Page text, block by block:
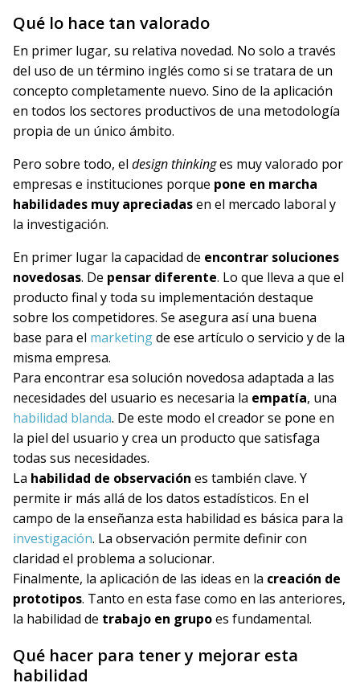
Qué lo hace tan valorado
En primer lugar, su relativa novedad. No solo a través
del uso de un término inglés como si se tratara de un
concepto completamente nuevo. Sino de la aplicación
en todos los sectores productivos de una metodología
propia de un único ámbito.
Pero sobre todo, el design thinkinges muy valorado por
empresas e instituciones porque pone en marcha
habilidades muy apreciadasen el mercado laboral y
la investigación.
En primer lugar la capacidad de encontrar soluciones
novedosas. De pensar diferente. Lo que lleva a que el
producto final y toda su implementación destaque
sobre los competidores. Se asegura así una buena
base para el marketingde ese artículo o servicio y de la
misma empresa.
Para encontrar esa solución novedosa adaptada a las
necesidades del usuario es necesaria la empatía, una
habilidad blanda. De este modo el creador se pone en
la piel del usuario y crea un producto que satisfaga
todas sus necesidades.
La habilidad de observación es también clave. Y
permite ir más allá de los datos estadísticos. En el
campo de la enseñanza esta habilidad es básica para la
investigación. La observación permite definir con
claridad el problema a solucionar.
Finalmente, la aplicación de las ideas en la creación de
prototipos. Tanto en esta fase como en las anteriores,
la habilidad de trabajo en grupoes fundamental.
Qué hacer para tener y mejorar esta
habilidad